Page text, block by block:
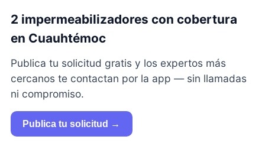
2 impermeabilizadores con cobertura
en Cuauhtémoc
Publica tu solicitud gratis y los expertos más
cercanos te contactan por la app — sin llamadas
ni compromiso.
Publica tu solicitud →